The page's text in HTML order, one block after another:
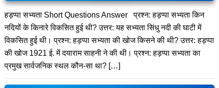
हड़प्पा सभ्यता Short Questions Answer प्रश्न: हड़प्पा सभ्यता किन
नदियों के किनारे विकसित हुई थी? उत्तर: यह सभ्यता सिंधु नदी की घाटी में
विकसित हुई थी। प्रश्न: हड़प्पा सभ्यता की खोज किसने की थी? उत्तर: हड़प्पा
की खोज 1921 ई. में दयाराम साहनी ने की थी। प्रश्न: हड़प्पा सभ्यता का
प्रमुख सार्वजनिक स्थल कौन-सा था? […]